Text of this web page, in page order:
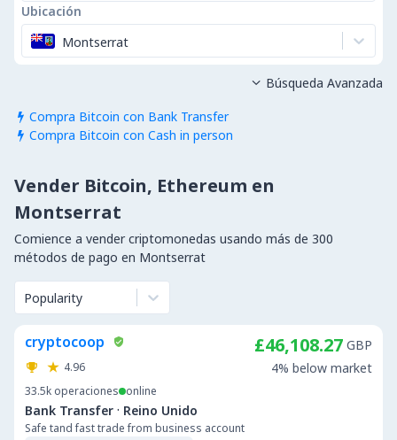
Ubicación
Montserrat
 Compra Bitcoin con Bank Transfer
 Compra Bitcoin con Cash in person
 Búsqueda Avanzada
Vender Bitcoin, Ethereum en
Montserrat
Comience a vender criptomonedas usando más de 300
métodos de pago en Montserrat
Popularity
cryptocoop
4.96
33.5k operaciones online
Bank Transfer · Reino Unido
Safe tand fast trade from business account
£46,108.27 GBP
4% below market